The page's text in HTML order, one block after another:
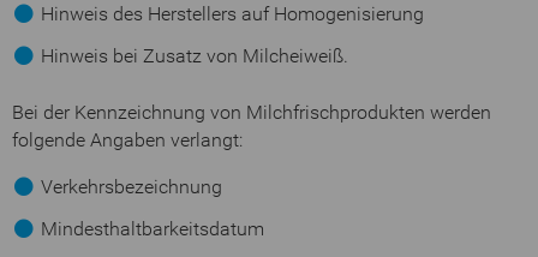
Hinweis des Herstellers auf Homogenisierung
Hinweis bei Zusatz von Milcheiweiß.
Bei der Kennzeichnung von Milchfrischprodukten werden
folgende Angaben verlangt:
Verkehrsbezeichnung
Mindesthaltbarkeitsdatum